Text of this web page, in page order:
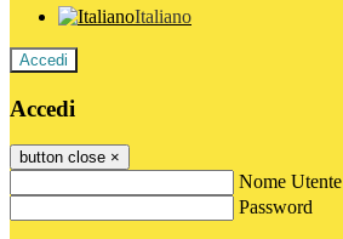
Italiano
Accedi
Accedi
button close ×
Nome Utente
Password